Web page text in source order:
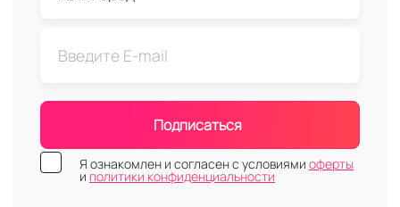
Подписаться
Я ознакомлен и согласен с условиями оферты
и политики конфиденциальности